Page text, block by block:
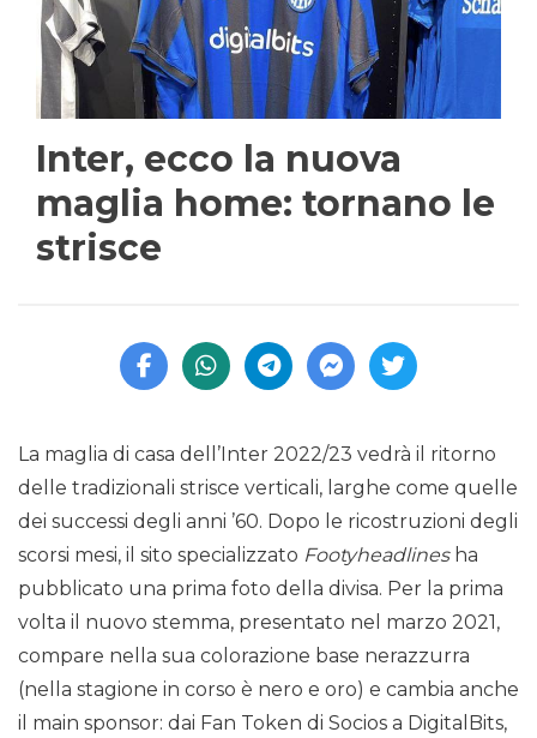
Inter, ecco la nuova
maglia home: tornano le
strisce
La maglia di casa dell’Inter 2022/23 vedrà il ritorno
delle tradizionali strisce verticali, larghe come quelle
dei successi degli anni ’60. Dopo le ricostruzioni degli
scorsi mesi, il sito specializzato Footyheadlines ha
pubblicato una prima foto della divisa. Per la prima
volta il nuovo stemma, presentato nel marzo 2021,
compare nella sua colorazione base nerazzurra
(nella stagione in corso è nero e oro) e cambia anche
il main sponsor: dai Fan Token di Socios a DigitalBits,